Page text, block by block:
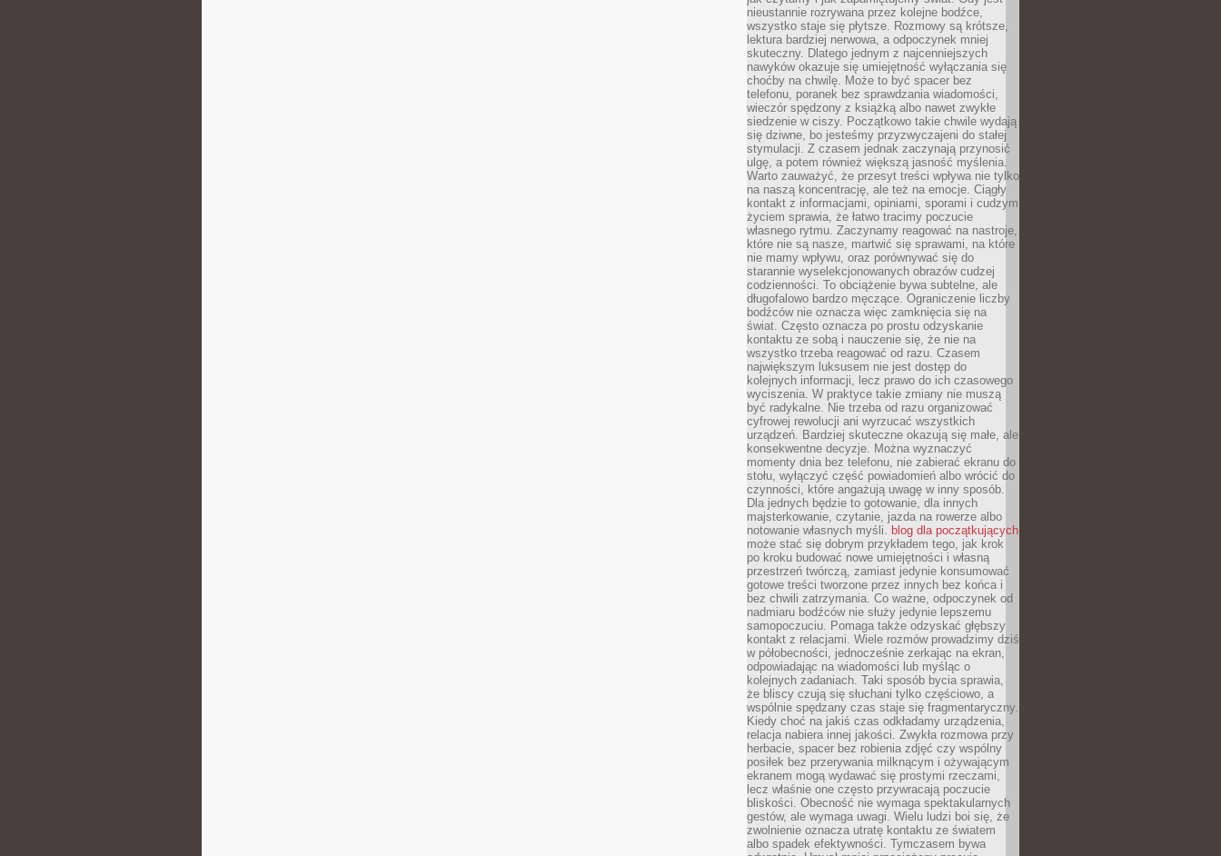
nieustannie rozrywana przez kolejne bodźce,
wszystko staje się płytsze. Rozmowy są krótsze,
lektura bardziej nerwowa, a odpoczynek mniej
skuteczny. Dlatego jednym z najcenniejszych
nawyków okazuje się umiejętność wyłączania się
choćby na chwilę. Może to być spacer bez
telefonu, poranek bez sprawdzania wiadomości,
wieczór spędzony z książką albo nawet zwykłe
siedzenie w ciszy. Początkowo takie chwile wydają
się dziwne, bo jesteśmy przyzwyczajeni do stałej
stymulacji. Z czasem jednak zaczynają przynosić
ulgę, a potem również większą jasność myślenia.
Warto zauważyć, że przesyt treści wpływa nie tylko
na naszą koncentrację, ale też na emocje. Ciągły
kontakt z informacjami, opiniami, sporami i cudzym
życiem sprawia, że łatwo tracimy poczucie
własnego rytmu. Zaczynamy reagować na nastroje,
które nie są nasze, martwić się sprawami, na które
nie mamy wpływu, oraz porównywać się do
starannie wyselekcjonowanych obrazów cudzej
codzienności. To obciążenie bywa subtelne, ale
długofalowo bardzo męczące. Ograniczenie liczby
bodźców nie oznacza więc zamknięcia się na
świat. Często oznacza po prostu odzyskanie
kontaktu ze sobą i nauczenie się, że nie na
wszystko trzeba reagować od razu. Czasem
największym luksusem nie jest dostęp do
kolejnych informacji, lecz prawo do ich czasowego
wyciszenia. W praktyce takie zmiany nie muszą
być radykalne. Nie trzeba od razu organizować
cyfrowej rewolucji ani wyrzucać wszystkich
urządzeń. Bardziej skuteczne okazują się małe, ale
konsekwentne decyzje. Można wyznaczyć
momenty dnia bez telefonu, nie zabierać ekranu do
stołu, wyłączyć część powiadomień albo wrócić do
czynności, które angażują uwagę w inny sposób.
Dla jednych będzie to gotowanie, dla innych
majsterkowanie, czytanie, jazda na rowerze albo
notowanie własnych myśli. blog dla początkujących
może stać się dobrym przykładem tego, jak krok
po kroku budować nowe umiejętności i własną
przestrzeń twórczą, zamiast jedynie konsumować
gotowe treści tworzone przez innych bez końca i
bez chwili zatrzymania. Co ważne, odpoczynek od
nadmiaru bodźców nie służy jedynie lepszemu
samopoczuciu. Pomaga także odzyskać głębszy
kontakt z relacjami. Wiele rozmów prowadzimy dziś
w półobecności, jednocześnie zerkając na ekran,
odpowiadając na wiadomości lub myśląc o
kolejnych zadaniach. Taki sposób bycia sprawia,
że bliscy czują się słuchani tylko częściowo, a
wspólnie spędzany czas staje się fragmentaryczny.
Kiedy choć na jakiś czas odkładamy urządzenia,
relacja nabiera innej jakości. Zwykła rozmowa przy
herbacie, spacer bez robienia zdjęć czy wspólny
posiłek bez przerywania milknącym i ożywającym
ekranem mogą wydawać się prostymi rzeczami,
lecz właśnie one często przywracają poczucie
bliskości. Obecność nie wymaga spektakularnych
gestów, ale wymaga uwagi. Wielu ludzi boi się, że
zwolnienie oznacza utratę kontaktu ze światem
albo spadek efektywności. Tymczasem bywa